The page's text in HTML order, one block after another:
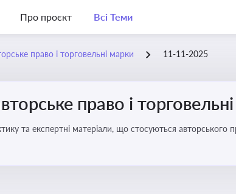
Про проєкт Всі Теми
право і торговельні марки 11-11-2025
право і
та експертні матеріали, що стосуються авторського
власності, а також змін у законодавстві у цій